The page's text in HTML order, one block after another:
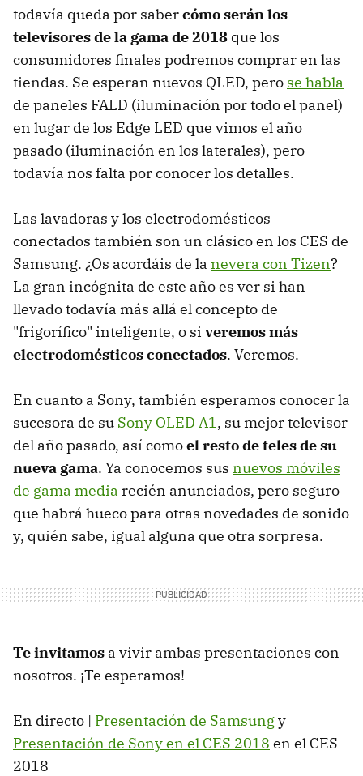
todavía queda por sabercómo serán los
televisores de la gama de 2018 que los
consumidores finales podremos comprar en las
tiendas. Se esperan nuevos QLED, pero se habla
de paneles FALD (iluminación por todo el panel)
en lugar de los Edge LED que vimos el año
pasado (iluminación en los laterales), pero
todavía nos falta por conocer los detalles.
Las lavadoras y los electrodomésticos
conectados también son un clásico en los CES de
Samsung. ¿Os acordáis de la nevera con Tizen?
La gran incógnita de este año es ver si han
llevado todavía más allá el concepto de
"frigorífico" inteligente, o si veremos más
electrodomésticos conectados. Veremos.
En cuanto a Sony, también esperamos conocer la
sucesora de su Sony OLED A1, su mejor televisor
del año pasado, así comoel resto de teles de su
nueva gama. Ya conocemos sus nuevos móviles
de gama media recién anunciados, pero seguro
que habrá hueco para otras novedades de sonido
y, quién sabe, igual alguna que otra sorpresa.
Te invitamos a vivir ambas presentaciones con
nosotros. ¡Te esperamos!
En directo | Presentación de Samsungy
Presentación de Sony en el CES 2018 en el CES
2018